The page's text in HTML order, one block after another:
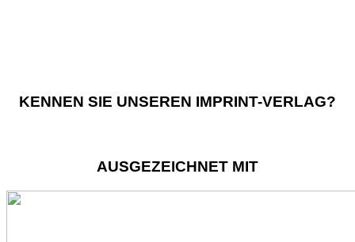
KENNEN SIE UNSEREN IMPRINT-VERLAG?
AUSGEZEICHNET MIT